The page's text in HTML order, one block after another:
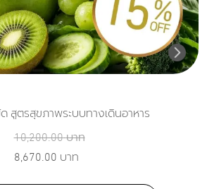
สูตรสุขภาพระบบทางเดินอาหาร
10,200.00 บาท
8,670.00 บาท